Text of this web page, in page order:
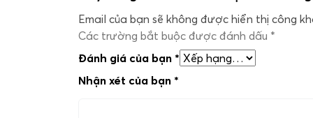
Email của bạn sẽ không được hiển thị công
Các trường bắt buộc được đánh dấu *
Đánh giá của bạn *
Nhận xét của bạn *